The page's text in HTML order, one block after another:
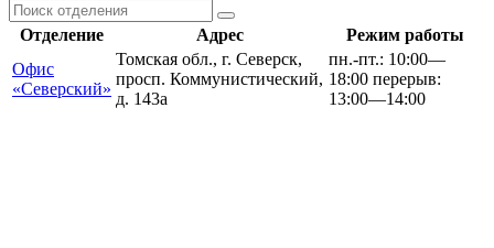
Отделение Адрес
Режим работы
Офис
«Северский»
Томская обл., г. Северск,
просп. Коммунистический,
д. 143а
пн.-пт.: 10:00—
18:00 перерыв:
13:00—14:00